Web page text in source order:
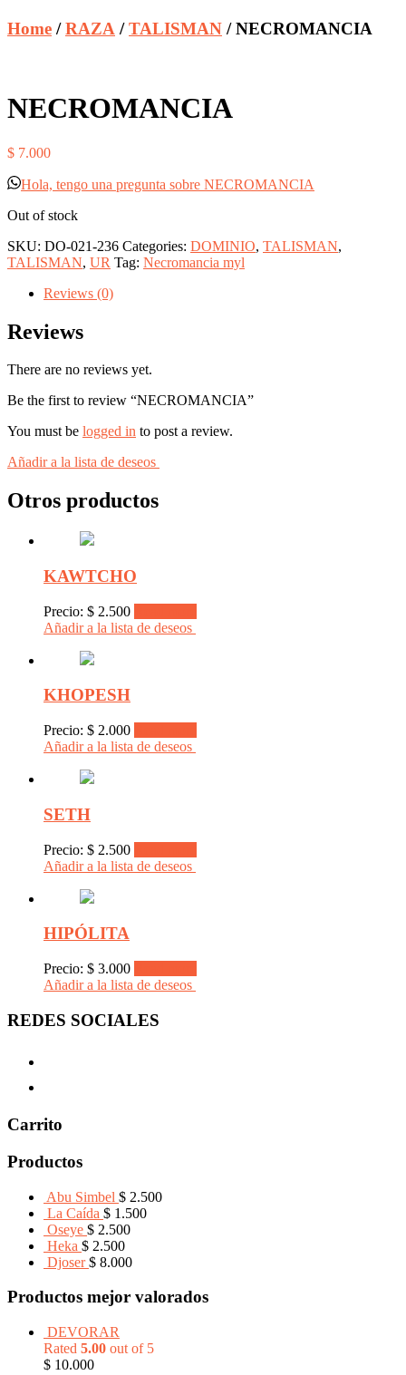
Home /RAZA /TALISMAN / NECROMANCIA
NECROMANCIA
$ 7.000
Hola, tengo una pregunta sobre NECROMANCIA
Out of stock
SKU: DO-021-236 Categories: DOMINIO, TALISMAN,
TALISMAN, UR Tag: Necromancia myl
Reviews (0)
Reviews
There are no reviews yet.
Be the first to review “NECROMANCIA”
You must be logged in to post a review.
Añadir a la lista de deseos
Otros productos
KAWTCHO
Precio: $ 2.500
Añadir a la lista de deseos
KHOPESH
Precio: $ 2.000
Añadir a la lista de deseos
SETH
Precio: $ 2.500
Añadir a la lista de deseos
HIPÓLITA
Precio: $ 3.000
Añadir a la lista de deseos
REDES SOCIALES
Carrito
Productos
Abu Simbel $ 2.500
La Caída $ 1.500
Oseye $ 2.500
Heka $ 2.500
Djoser $ 8.000
Productos mejor valorados
DEVORAR
Rated 5.00 out of 5
$ 10.000